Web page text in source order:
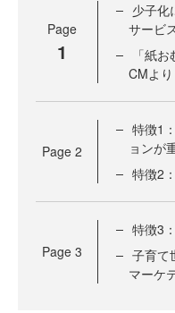
Page
1
少子化
サービ
「紙
CMよ
Page 2
特徴1
ョンが
特徴2
Page 3
特徴3
子育て
マーケ